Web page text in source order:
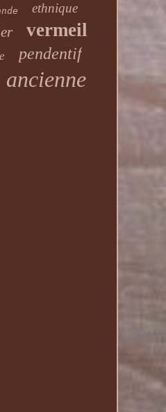
ethnique
vermeil
pendentif
ancienne